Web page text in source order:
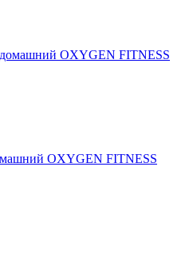
OXYGEN FITNESS